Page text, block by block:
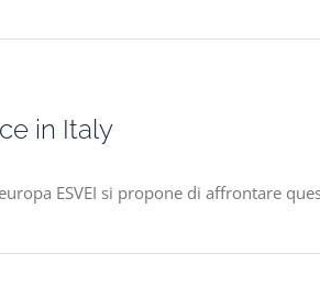
in Italy
ESVEI si propone di affrontare